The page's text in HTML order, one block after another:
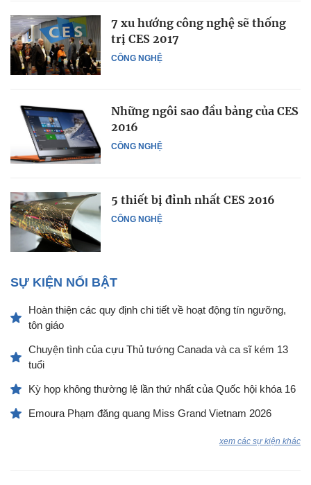
CÔNG NGHỆ
7 xu hướng công nghệ sẽ thống
trị CES 2017
CÔNG NGHỆ
Những ngôi sao đầu bảng của CES
2016
CÔNG NGHỆ
5 thiết bị đỉnh nhất CES 2016
SỰ KIỆN NỔI BẬT
Hoàn thiện các quy định chi tiết về hoạt động tín ngưỡng,
tôn giáo
Chuyện tình của cựu Thủ tướng Canada và ca sĩ kém 13
tuổi
Kỳ họp không thường lệ lần thứ nhất của Quốc hội khóa 16
Emoura Phạm đăng quang Miss Grand Vietnam 2026
xem các sự kiện khác